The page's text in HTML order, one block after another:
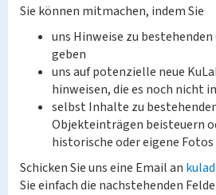
Sie können mitmachen, indem Sie
uns Hinweise zu
geben
uns auf potenzielle neue
hinweisen, die es noch nicht
selbst Inhalte zu
Objekteinträgen beisteuern
historische oder eigene Fotos
Schicken Sie uns eine Email an
Sie einfach die nachstehenden